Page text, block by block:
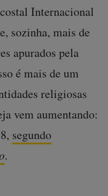
Internacional
sozinha, mais de
apurados pela
é mais de um
religiosas
vem aumentando:
segundo
.